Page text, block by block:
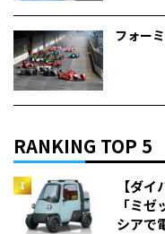
フォー
RANKING TOP 5
【ダ
「ミ
シアで